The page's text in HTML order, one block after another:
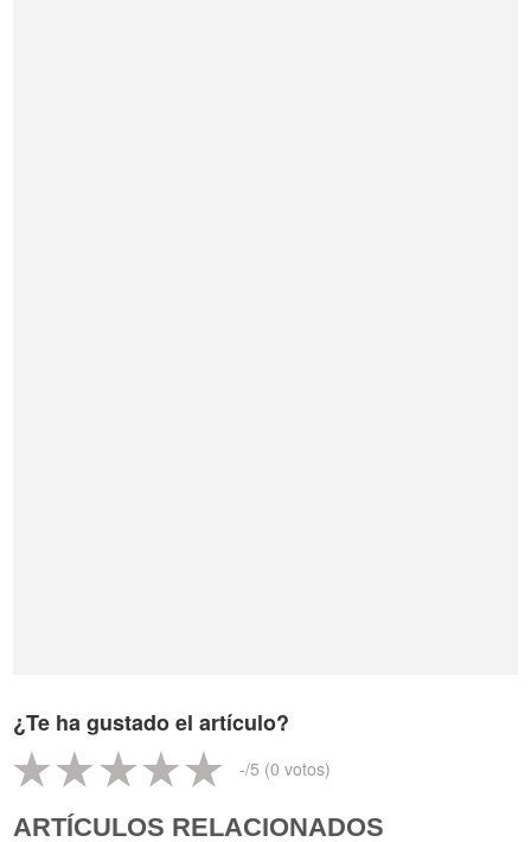
¿Te ha gustado el artículo?
-/5 (0 votos)
ARTÍCULOS RELACIONADOS